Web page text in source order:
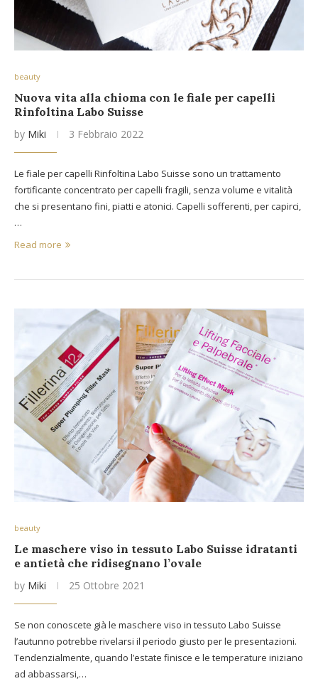
beauty
Nuova vita alla chioma con le fiale per capelli
Rinfoltina Labo Suisse
by Miki 3 Febbraio 2022
Le fiale per capelli Rinfoltina Labo Suisse sono un trattamento
fortificante concentrato per capelli fragili, senza volume e vitalità
che si presentano fini, piatti e atonici. Capelli sofferenti, per capirci,
…
Read more
beauty
Le maschere viso in tessuto Labo Suisse idratanti
e antietà che ridisegnano l’ovale
by Miki 25 Ottobre 2021
Se non conoscete già le maschere viso in tessuto Labo Suisse
l’autunno potrebbe rivelarsi il periodo giusto per le presentazioni.
Tendenzialmente, quando l’estate finisce e le temperature iniziano
ad abbassarsi,…